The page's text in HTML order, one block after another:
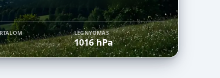
LÉGNYOMÁS
1016 hPa